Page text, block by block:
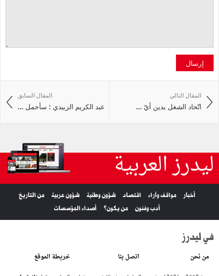
إرسال
المقال السابق
عبد الكريم الزبيدي : سأحمل ...
المقال التالي
اتّحاد الشغل يدين أيّ ...
ليدرز العربية
أخبار مواقف وآراء اقتصاد شؤون وطنية شؤون عربية
من التاريخ
أدب وفنون
من يكون؟ أصداء المؤسسات
في ليدرز
من نحن اتصل بنا خريطة الموقع